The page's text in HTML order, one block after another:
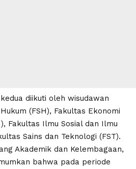
diikuti oleh wisudawan
(FSH), Fakultas Ekonomi
Fakultas Ilmu Sosial dan Ilmu
Sains dan Teknologi (FST).
Akademik dan Kelembagaan,
bahwa pada periode